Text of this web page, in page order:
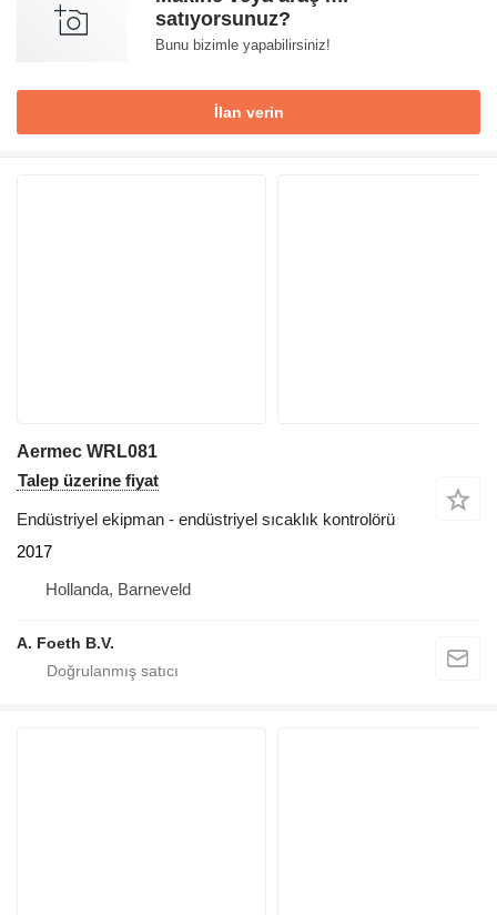
satıyorsunuz?
Bunu bizimle yapabilirsiniz!
İlan verin
Aermec WRL081
Talep üzerine fiyat
Endüstriyel ekipman - endüstriyel sıcaklık kontrolörü
2017
Hollanda, Barneveld
A. Foeth B.V.